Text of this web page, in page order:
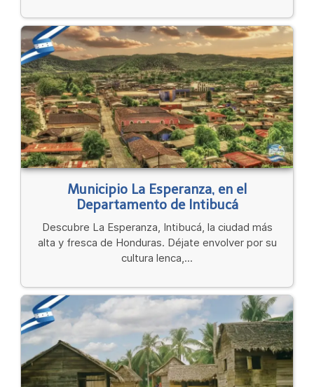
Municipio La Esperanza, en el
Departamento de Intibucá
Descubre La Esperanza, Intibucá, la ciudad más
alta y fresca de Honduras. Déjate envolver por su
cultura lenca,...